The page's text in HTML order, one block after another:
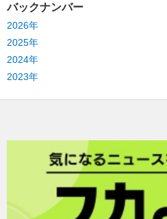
バックナンバー
2026年
2025年
2024年
2023年